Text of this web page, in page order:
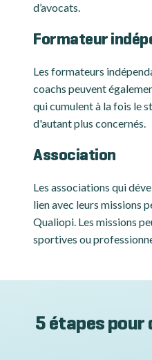
d’avocats.
Formateur
Les formateurs
coachs peuvent
qui cumulent à la fois le
d'autant plus concernés.
Association
Les associations qui
lien avec leurs missions
Qualiopi. Les missions
sportives ou
5 étapes pour